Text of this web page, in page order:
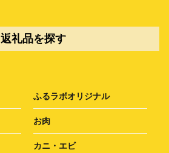
返礼品を探す
ふるラボオリジナル
お肉
カニ・エビ